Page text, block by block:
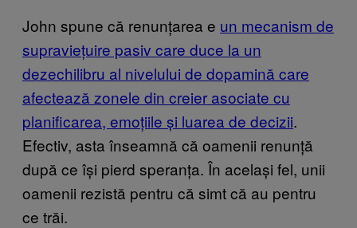
John spune că renunțarea e un mecanism de
supraviețuire pasiv care duce la un
dezechilibru al nivelului de dopamină care
afectează zonele din creier asociate cu
planificarea, emoțiile și luarea de decizii.
Efectiv, asta înseamnă că oamenii renunță
după ce își pierd speranța. În același fel, unii
oamenii rezistă pentru că simt că au pentru
ce trăi.